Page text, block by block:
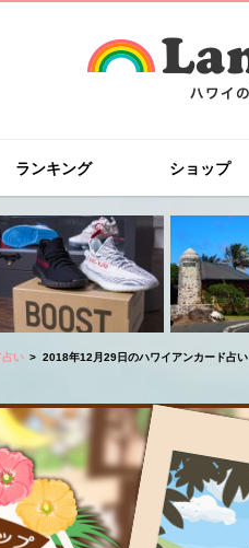
ランキング ショップ
占い 2018年12月29日のハワイアンカード占い